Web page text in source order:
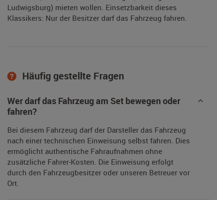
Ludwigsburg) mieten wollen. Einsetzbarkeit dieses
Klassikers: Nur der Besitzer darf das Fahrzeug fahren.
Häufig gestellte Fragen
Wer darf das Fahrzeug am Set bewegen oder
fahren?
Bei diesem Fahrzeug darf der Darsteller das Fahrzeug
nach einer technischen Einweisung selbst fahren. Dies
ermöglicht authentische Fahraufnahmen ohne
zusätzliche Fahrer-Kosten. Die Einweisung erfolgt
durch den Fahrzeugbesitzer oder unseren Betreuer vor
Ort.